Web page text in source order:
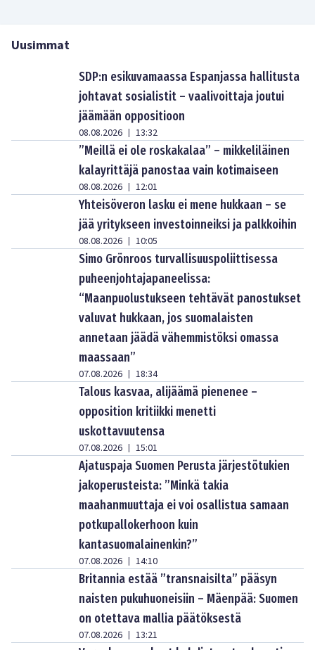
Uusimmat
SDP:n esikuvamaassa Espanjassa hallitusta
johtavat sosialistit – vaalivoittaja joutui
jäämään oppositioon
08.08.2026 13:32
”Meillä ei ole roskakalaa” – mikkeliläinen
kalayrittäjä panostaa vain kotimaiseen
08.08.2026 12:01
Yhteisöveron lasku ei mene hukkaan – se
jää yritykseen investoinneiksi ja palkkoihin
08.08.2026 10:05
Simo Grönroos turvallisuuspoliittisessa
puheenjohtajapaneelissa:
“Maanpuolustukseen tehtävät panostukset
valuvat hukkaan, jos suomalaisten
annetaan jäädä vähemmistöksi omassa
maassaan”
07.08.2026 18:34
Talous kasvaa, alijäämä pienenee –
opposition kritiikki menetti
uskottavuutensa
07.08.2026 15:01
Ajatuspaja Suomen Perusta järjestötukien
jakoperusteista: ”Minkä takia
maahanmuuttaja ei voi osallistua samaan
potkupallokerhoon kuin
kantasuomalainenkin?”
07.08.2026 14:10
Britannia estää ”transnaisilta” pääsyn
naisten pukuhuoneisiin – Mäenpää: Suomen
on otettava mallia päätöksestä
07.08.2026 13:21